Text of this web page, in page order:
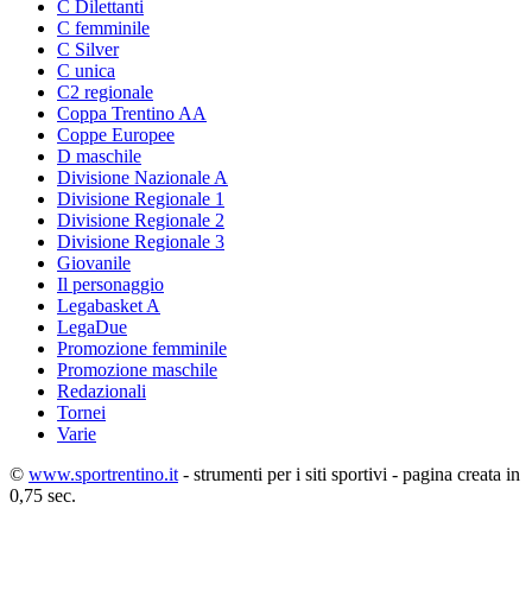
C Dilettanti
C femminile
C Silver
C unica
C2 regionale
Coppa Trentino AA
Coppe Europee
D maschile
Divisione Nazionale A
Divisione Regionale 1
Divisione Regionale 2
Divisione Regionale 3
Giovanile
Il personaggio
Legabasket A
LegaDue
Promozione femminile
Promozione maschile
Redazionali
Tornei
Varie
© www.sportrentino.it - strumenti per i siti sportivi - pagina creata in
0,75 sec.